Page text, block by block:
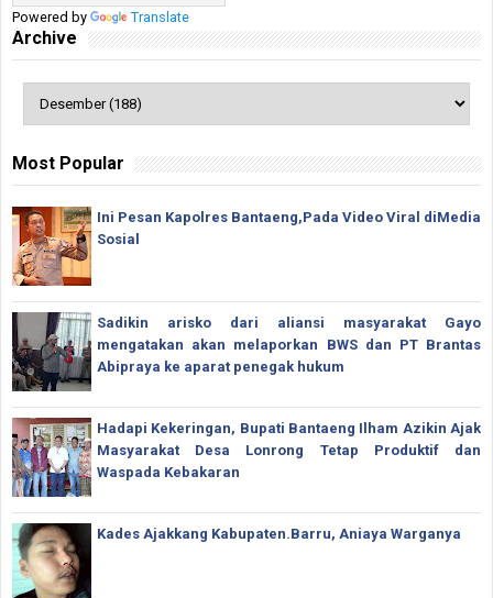
Powered by Translate
Archive
Most Popular
Ini Pesan Kapolres Bantaeng,Pada Video Viral diMedia
Sosial
Sadikin arisko dari aliansi masyarakat Gayo
mengatakan akan melaporkan BWS dan PT Brantas
Abipraya ke aparat penegak hukum
Hadapi Kekeringan, Bupati Bantaeng Ilham Azikin Ajak
Masyarakat Desa Lonrong Tetap Produktif dan
Waspada Kebakaran
Kades Ajakkang Kabupaten.Barru, Aniaya Warganya